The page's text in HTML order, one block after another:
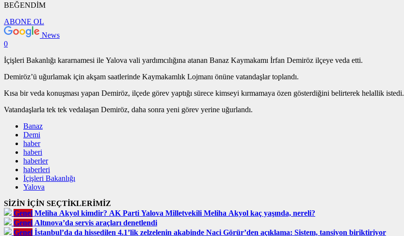
BEĞENDİM
ABONE OL
News
0
İçişleri Bakanlığı kararnamesi ile Yalova vali yardımcılığına atanan Banaz Kaymakamı İrfan Demiröz ilçeye veda etti.
Demiröz’ü uğurlamak için akşam saatlerinde Kaymakamlık Lojmanı önüne vatandaşlar toplandı.
Kısa bir veda konuşması yapan Demiröz, ilçede görev yaptığı sürece kimseyi kırmamaya özen gösterdiğini belirterek helallik istedi.
Vatandaşlarla tek tek vedalaşan Demiröz, daha sonra yeni görev yerine uğurlandı.
Banaz
Demi
haber
haberi
haberler
haberleri
İçişleri Bakanlığı
Yalova
SİZİN İÇİN SEÇTİKLERİMİZ
Genel Meliha Akyol kimdir? AK Parti Yalova Milletvekili Meliha Akyol kaç yaşında, nereli?
Genel Altınova’da servis araçları denetlendi
Genel İstanbul’da da hissedilen 4.1’lik zelzelenin akabinde Naci Görür’den açıklama: Sistem, tansiyon biriktiriyor